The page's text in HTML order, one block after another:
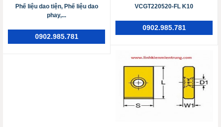
Phế liệu dao tiện, Phế liệu dao
phay,...
0902.985.781
VCGT220520-FL K10
0902.985.781